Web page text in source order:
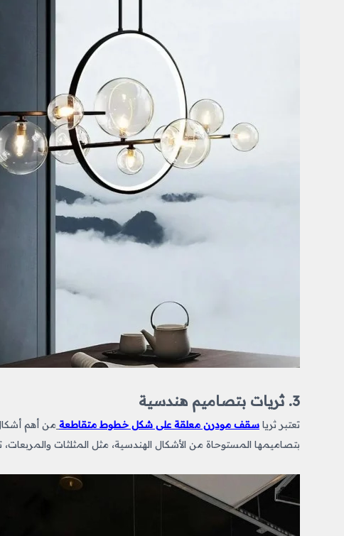
3. ثريات بتصاميم هندسية
تعتبر ثريا سقف مودرن معلقة على شكل خطوط متقاطعة من أهم
بتصاميمها المستوحاة من الأشكال الهندسية، مثل المثلثات